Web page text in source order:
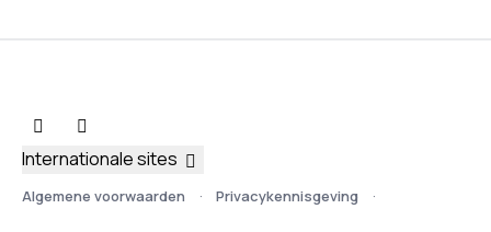
Algemene voorwaarden Privacykennisgeving
Internationale sites